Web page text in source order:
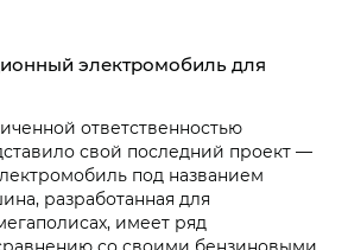
электромобиль для
ответственностью
свой последний проект —
под названием
разработанная для
имеет ряд